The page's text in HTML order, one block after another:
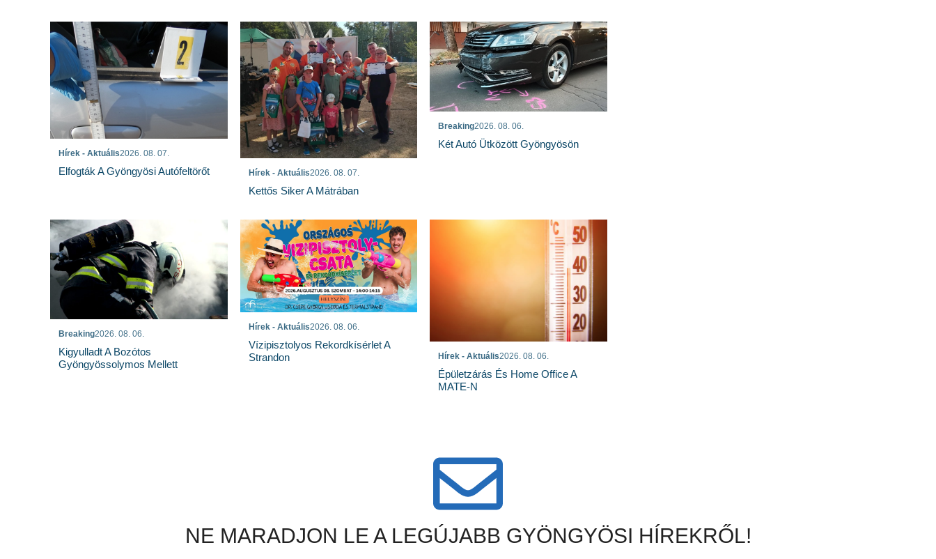
Hírek - Aktuális2026. 08. 07.
Elfogták A Gyöngyösi Autófeltörőt Hírek - Aktuális2026. 08. 07.
Kettős Siker A Mátrában
Breaking2026. 08. 06.
Két Autó Ütközött Gyöngyösön
Breaking2026. 08. 06.
Kigyulladt A Bozótos
Gyöngyössolymos Mellett
Hírek - Aktuális2026. 08. 06.
Vízipisztolyos Rekordkísérlet A
Strandon
Hírek - Aktuális2026. 08. 06.
Épületzárás És Home Office A
MATE-N
NE MARADJON LE A LEGÚJABB GYÖNGYÖSI HÍREKRŐL!